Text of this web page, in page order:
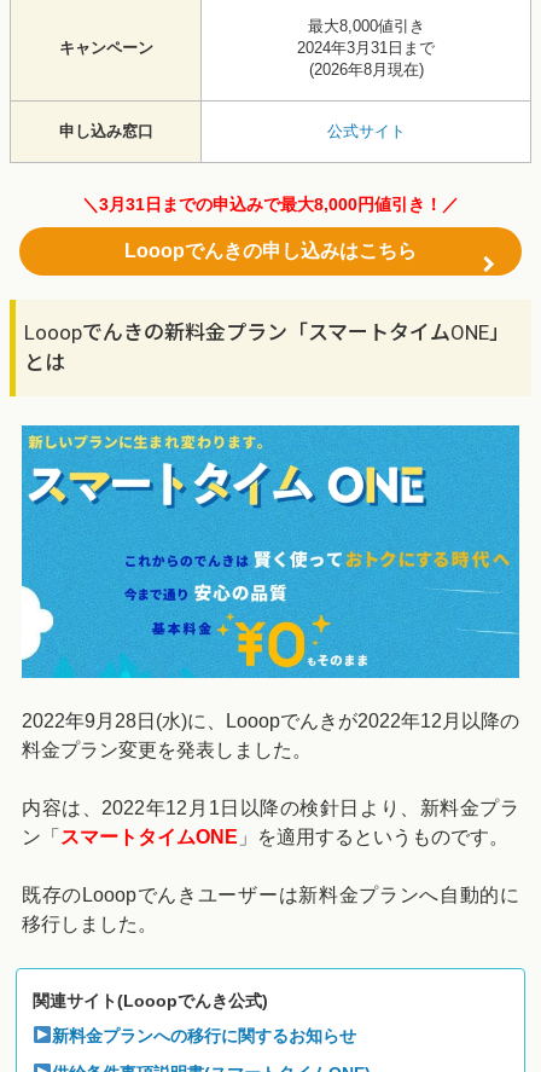
キャンペーン
最大8,000値引き
2024年3月31日まで
(2026年8月 現在)
申し込み窓口 公式サイト
＼3月31日までの申込みで最大8,000円値引き！／
Looopでんきの申し込みはこちら
Looopでんきの新料金プラン「スマートタイムONE」
とは
2022年9月28日(水)に、Looopでんきが2022年12月以降の
料金プラン変更を発表しました。
内容は、2022年12月1日以降の検針日より、新料金プラ
ン「 スマートタイムONE 」を適用するというものです。
既存のLooopでんきユーザーは新料金プランへ自動的に
移行しました。
関連サイト(Looopでんき公式)
新料金プランへの移行に関するお知らせ